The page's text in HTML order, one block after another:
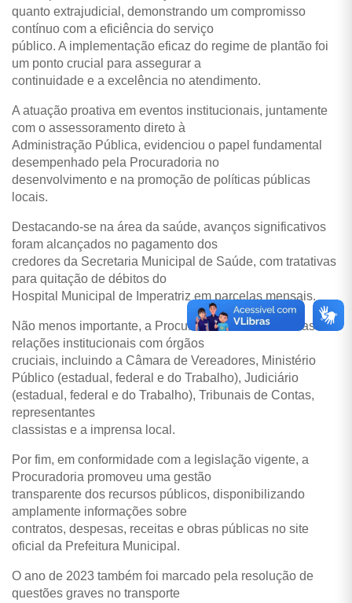
quanto extrajudicial, demonstrando um compromisso
contínuo com a eficiência do serviço
público. A implementação eficaz do regime de plantão foi
um ponto crucial para assegurar a
continuidade e a excelência no atendimento.
A atuação proativa em eventos institucionais, juntamente
com o assessoramento direto à
Administração Pública, evidenciou o papel fundamental
desempenhado pela Procuradoria no
desenvolvimento e na promoção de políticas públicas
locais.
Destacando-se na área da saúde, avanços significativos
foram alcançados no pagamento dos
credores da Secretaria Municipal de Saúde, com tratativas
para quitação de débitos do
Hospital Municipal de Imperatriz em parcelas mensais.
Não menos importante, a Procuradoria fortaleceu suas
relações institucionais com órgãos
cruciais, incluindo a Câmara de Vereadores, Ministério
Público (estadual, federal e do Trabalho), Judiciário
(estadual, federal e do Trabalho), Tribunais de Contas,
representantes
classistas e a imprensa local.
Por fim, em conformidade com a legislação vigente, a
Procuradoria promoveu uma gestão
transparente dos recursos públicos, disponibilizando
amplamente informações sobre
contratos, despesas, receitas e obras públicas no site
oficial da Prefeitura Municipal.
O ano de 2023 também foi marcado pela resolução de
questões graves no transporte